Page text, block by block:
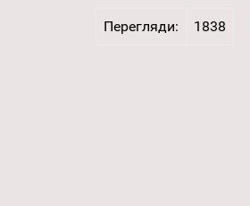
Перегляди: 1838